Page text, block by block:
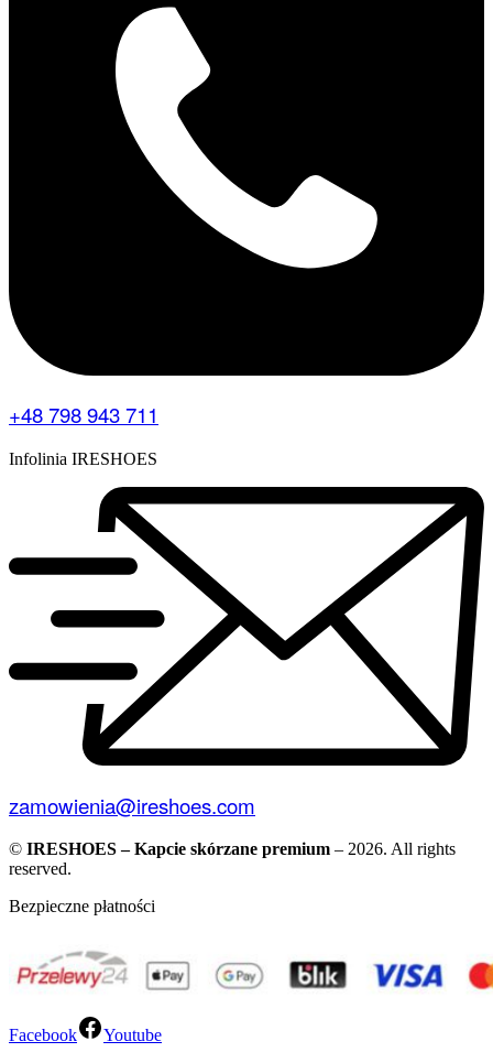
+48 798 943 711
Infolinia IRESHOES
zamowienia@ireshoes.com
© IRESHOES – Kapcie skórzane premium – 2026. All rights
reserved.
Bezpieczne płatności
Facebook Youtube